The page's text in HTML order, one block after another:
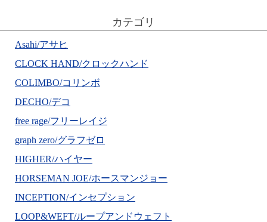
カテゴリ
Asahi/アサヒ
CLOCK HAND/クロックハンド
COLIMBO/コリンボ
DECHO/デコ
free rage/フリーレイジ
graph zero/グラフゼロ
HIGHER/ハイヤー
HORSEMAN JOE/ホースマンジョー
INCEPTION/インセプション
LOOP&WEFT/ループアンドウェフト